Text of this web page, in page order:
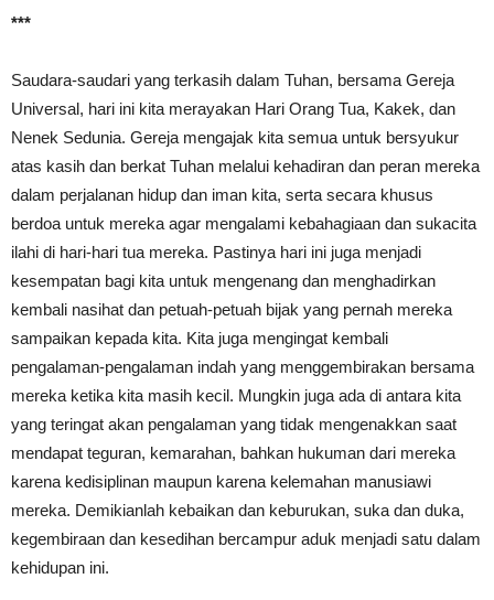
***
Saudara-saudari yang terkasih dalam Tuhan, bersama Gereja
Universal, hari ini kita merayakan Hari Orang Tua, Kakek, dan
Nenek Sedunia. Gereja mengajak kita semua untuk bersyukur
atas kasih dan berkat Tuhan melalui kehadiran dan peran mereka
dalam perjalanan hidup dan iman kita, serta secara khusus
berdoa untuk mereka agar mengalami kebahagiaan dan sukacita
ilahi di hari-hari tua mereka. Pastinya hari ini juga menjadi
kesempatan bagi kita untuk mengenang dan menghadirkan
kembali nasihat dan petuah-petuah bijak yang pernah mereka
sampaikan kepada kita. Kita juga mengingat kembali
pengalaman-pengalaman indah yang menggembirakan bersama
mereka ketika kita masih kecil. Mungkin juga ada di antara kita
yang teringat akan pengalaman yang tidak mengenakkan saat
mendapat teguran, kemarahan, bahkan hukuman dari mereka
karena kedisiplinan maupun karena kelemahan manusiawi
mereka. Demikianlah kebaikan dan keburukan, suka dan duka,
kegembiraan dan kesedihan bercampur aduk menjadi satu dalam
kehidupan ini.